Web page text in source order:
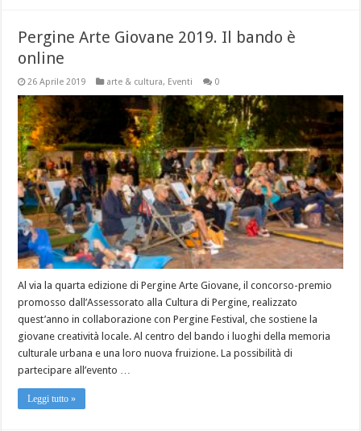
Pergine Arte Giovane 2019. Il bando è
online
26 Aprile 2019 arte & cultura, Eventi 0
Al via la quarta edizione di Pergine Arte Giovane, il concorso-premio
promosso dall’Assessorato alla Cultura di Pergine, realizzato
quest’anno in collaborazione con Pergine Festival, che sostiene la
giovane creatività locale. Al centro del bando i luoghi della memoria
culturale urbana e una loro nuova fruizione. La possibilità di
partecipare all’evento …
Leggi tutto »